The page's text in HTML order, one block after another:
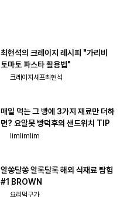
최현석의 크레이지 레시피 "가리비
토마토 파스타 활용법"
크레이지셰프최현석
매일 먹는 그 빵에 3가지 재료만 더하
면? 요알못 빵덕후의 샌드위치 TIP
limlimlim
알쏭달쏭 알록달록 해외 식재료 탐험
#1 BROWN
요리먹구가